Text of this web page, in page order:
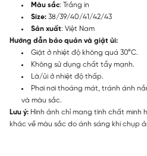
Màu sắc: Trắng in
Size: 38/39/40/41/42/43
Sản xuất: Việt Nam
Hướng dẫn bảo quản và giặt ủi:
Giặt ở nhiệt độ không quá 30°C.
Không sử dụng chất tẩy mạnh.
Là/ủi ở nhiệt độ thấp.
Phơi nơi thoáng mát, tránh ánh
và màu sắc.
Lưu ý: Hình ảnh chỉ mang tính chất minh
khác về màu sắc do ánh sáng khi chụp